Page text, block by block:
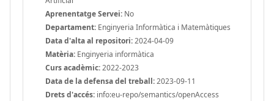
Aprenentatge Servei: No
Departament: Enginyeria Informàtica i Matemàtiques
Data d'alta al repositori:2024-04-09
Matèria: Enginyeria informàtica
Curs acadèmic:2022-2023
Data de la defensa del treball:2023-09-11
Drets d'accés: info:eu-repo/semantics/openAccess